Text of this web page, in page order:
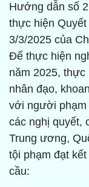
Hướng dẫn số
thực hiện
3/3/2025 của
Để thực hiện
năm 2025,
nhân đạo,
với người phạm
các nghị quyết,
Trung ương,
tội phạm đạt
cầu: